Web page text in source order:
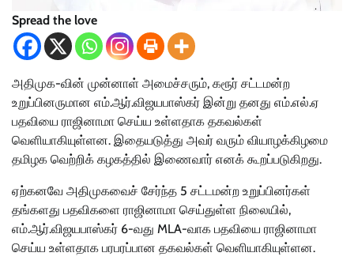
Spread the love
அதிமுக-வின் முன்னாள் அமைச்சரும், கரூர் சட்டமன்ற
உறுப்பினருமான எம்.ஆர்.விஜயபாஸ்கர் இன்று தனது எம்.எல்.ஏ
பதவியை ராஜினாமா செய்ய உள்ளதாக தகவல்கள்
வெளியாகியுள்ளன. இதையடுத்து அவர் வரும் வியாழக்கிழமை
தமிழக வெற்றிக் கழகத்தில் இணைவார் எனக் கூறப்படுகிறது.
ஏற்கனவே அதிமுகவைச் சேர்ந்த 5 சட்டமன்ற உறுப்பினர்கள்
தங்களது பதவிகளை ராஜினாமா செய்துள்ள நிலையில்,
எம்.ஆர்.விஜயபாஸ்கர் 6-வது MLA-வாக பதவியை ராஜினாமா
செய்ய உள்ளதாக பரபரப்பான தகவல்கள் வெளியாகியுள்ளன.